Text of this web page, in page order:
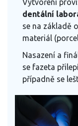
Vytvoření
dentální
se na základě
materiál
Nasazení a
se fazeta
případně se